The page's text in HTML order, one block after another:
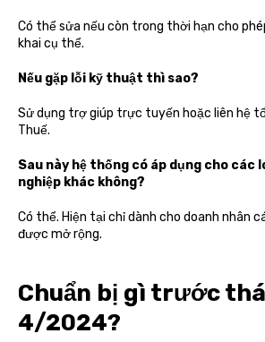
Có thể sửa nếu còn trong thời hạn cho
khai cụ thể.
Nếu gặp lỗi kỹ thuật thì sao?
Sử dụng trợ giúp trực tuyến hoặc liên hệ
Thuế.
Sau này hệ thống có áp dụng cho các
nghiệp khác không?
Có thể. Hiện tại chỉ dành cho doanh nhân
được mở rộng.
Chuẩn bị gì trước
4/2024?